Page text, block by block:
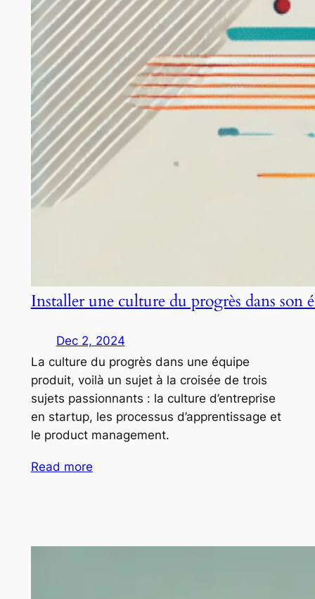
Installer une culture du progrès dans son
Dec 2, 2024
La culture du progrès dans une équipe
produit, voilà un sujet à la croisée de trois
sujets passionnants : la culture d’entreprise
en startup, les processus d’apprentissage et
le product management.
Read more